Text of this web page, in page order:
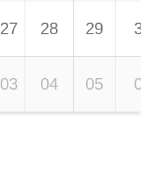
27 28 29 30
03 04 05 06